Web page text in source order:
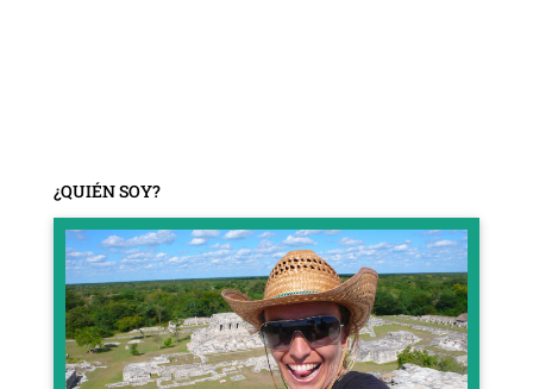
¿QUIÉN SOY?